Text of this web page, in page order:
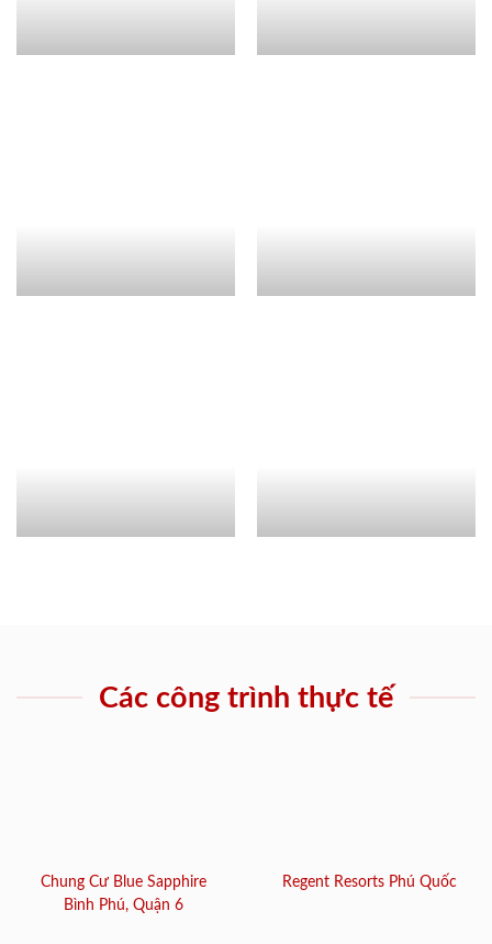
Các công trình thực tế
Chung Cư Blue Sapphire
Bình Phú, Quận 6
Regent Resorts Phú Quốc